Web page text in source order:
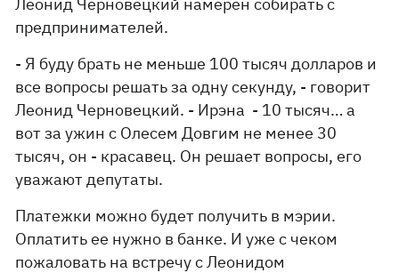
предпринимателей.
- Я буду брать не меньше 100 тысяч долларов и
все вопросы решать за одну секунду, - говорит
Леонид Черновецкий. - Ирэна - 10 тысяч… а
вот за ужин с Олесем Довгим не менее 30
тысяч, он - красавец. Он решает вопросы, его
уважают депутаты.
Платежки можно будет получить в мэрии.
Оплатить ее нужно в банке. И уже с чеком
пожаловать на встречу с Леонидом